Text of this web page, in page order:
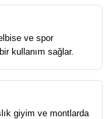
ve spor
kullanım sağlar.
giyim ve montlarda